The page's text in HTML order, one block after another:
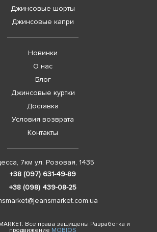
Джинсовые шорты
Джинсовые капри
Новинки
О нас
Блог
Джинсовые куртки
Доставка
Условия возврата
Контакты
7км ул. Розовая, 1435
+38 (097) 631-49-89
+38 (098) 439-08-25
Все права защищены Разработка и
продвижение MOBIOS